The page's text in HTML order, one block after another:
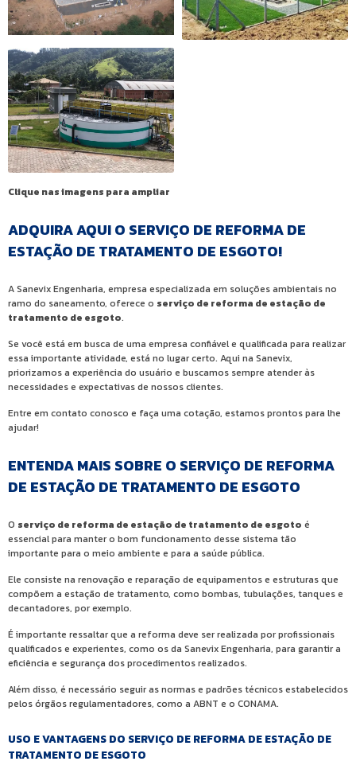
Clique nas imagens para ampliar
ADQUIRA AQUI O SERVIÇO DE REFORMA DE
ESTAÇÃO DE TRATAMENTO DE ESGOTO!
A Sanevix Engenharia, empresa especializada em soluções ambientais no
ramo do saneamento, oferece o serviço de reforma de estação de
tratamento de esgoto.
Se você está em busca de uma empresa confiável e qualificada para realizar
essa importante atividade, está no lugar certo. Aqui na Sanevix,
priorizamos a experiência do usuário e buscamos sempre atender às
necessidades e expectativas de nossos clientes.
Entre em contato conosco e faça uma cotação, estamos prontos para lhe
ajudar!
ENTENDA MAIS SOBRE O SERVIÇO DE REFORMA
DE ESTAÇÃO DE TRATAMENTO DE ESGOTO
O serviço de reforma de estação de tratamento de esgoto é
essencial para manter o bom funcionamento desse sistema tão
importante para o meio ambiente e para a saúde pública.
Ele consiste na renovação e reparação de equipamentos e estruturas que
compõem a estação de tratamento, como bombas, tubulações, tanques e
decantadores, por exemplo.
É importante ressaltar que a reforma deve ser realizada por profissionais
qualificados e experientes, como os da Sanevix Engenharia, para garantir a
eficiência e segurança dos procedimentos realizados.
Além disso, é necessário seguir as normas e padrões técnicos estabelecidos
pelos órgãos regulamentadores, como a ABNT e o CONAMA.
USO E VANTAGENS DO SERVIÇO DE REFORMA DE ESTAÇÃO DE
TRATAMENTO DE ESGOTO